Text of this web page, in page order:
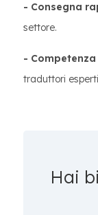
- Consegna
settore.
-
traduttori
Hai